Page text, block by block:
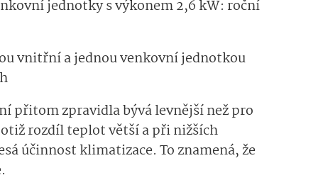
jednotky s výkonem 2,6 kW: roční
vnitřní a jednou venkovní jednotkou
přitom zpravidla bývá levnější než pro
rozdíl teplot větší a při nižších
účinnost klimatizace. To znamená, že